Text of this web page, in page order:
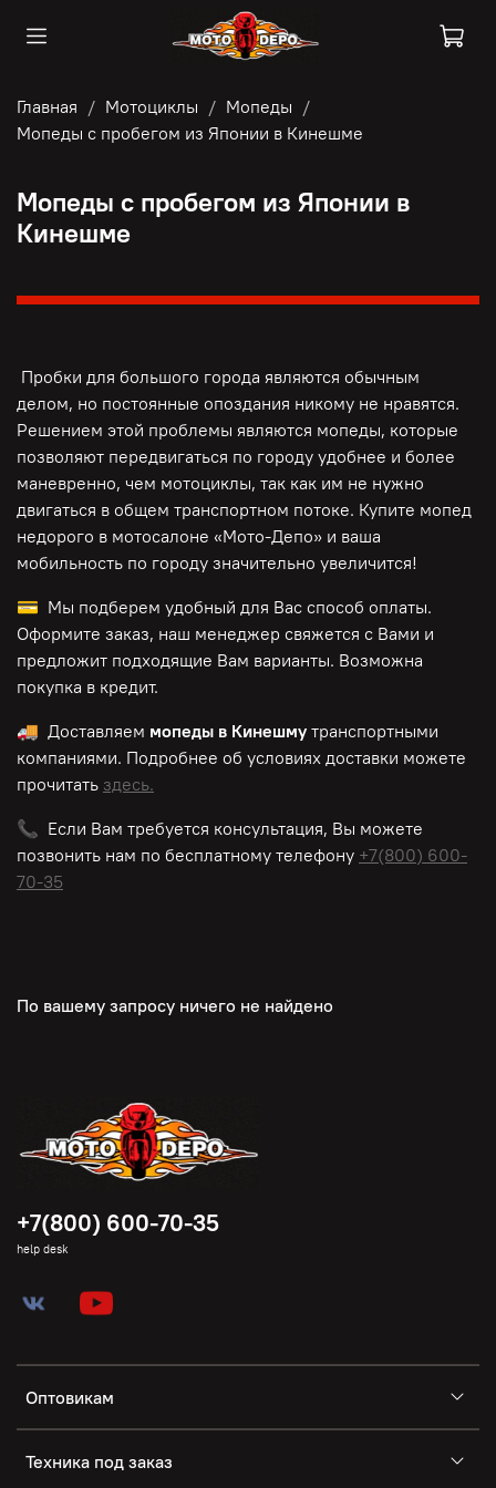
Главная Мотоциклы
Мопеды
Мопеды с пробегом из Японии в Кинешме
Мопеды с пробегом из Японии в
Кинешме
Пробки для большого города являются обычным
делом, но постоянные опоздания никому не нравятся.
Решением этой проблемы являются мопеды, которые
позволяют передвигаться по городу удобнее и более
маневренно, чем мотоциклы, так как им не нужно
двигаться в общем транспортном потоке. Купите мопед
недорого в мотосалоне «Мото-Депо» и ваша
мобильность по городу значительно увеличится!
💳 Мы подберем удобный для Вас способ оплаты.
Оформите заказ, наш менеджер свяжется с Вами и
предложит подходящие Вам варианты. Возможна
покупка в кредит.
🚚 Доставляем мопеды в Кинешму транспортными
компаниями. Подробнее об условиях доставки можете
прочитать здесь.
📞 Если Вам требуется консультация, Вы можете
позвонить нам по бесплатному телефону +7(800) 600-
70-35
По вашему запросу ничего не найдено
Оптовикам
Техника под заказ
+7(800) 600-70-35
help desk